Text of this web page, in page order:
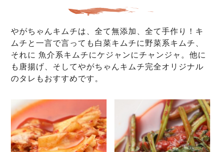
やがちゃんキムチは、全て無添加、全て手作り！キ
ムチと一言で言っても白菜キムチに野菜系キムチ、
それに 魚介系キムチにケジャンにチャンジャ。他に
も唐揚げ、そしてやがちゃんキムチ完全オリジナル
のタレもおすすめです。